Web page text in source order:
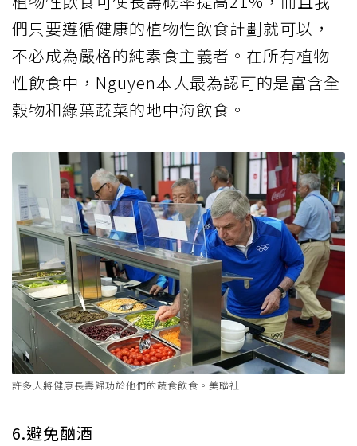
們只要遵循健康的植物性飲食計劃就可以，
不必成為嚴格的純素食主義者。在所有植物
性飲食中，Nguyen本人最為認可的是富含全
穀物和綠葉蔬菜的地中海飲食。
許多人將健康長壽歸功於他們的蔬食飲食。美聯社
6.避免酗酒